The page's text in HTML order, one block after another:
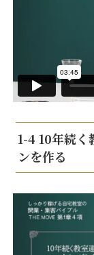
1-4 10年続く
ンを作る